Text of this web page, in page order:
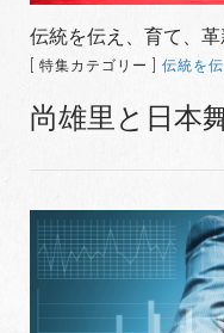
伝統を伝え、育て、
[ 特集カテゴリー ] 伝統を
尚雄里と日本